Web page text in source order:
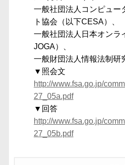
一般社団法人コンピュー
ト協会（以下CESA）、
一般社団法人日本オンラ
JOGA）、
一般財団法人情報法制研
▼照会文
http://www.fsa.go.jp/
27_05a.pdf
▼回答
http://www.fsa.go.jp/
27_05b.pdf